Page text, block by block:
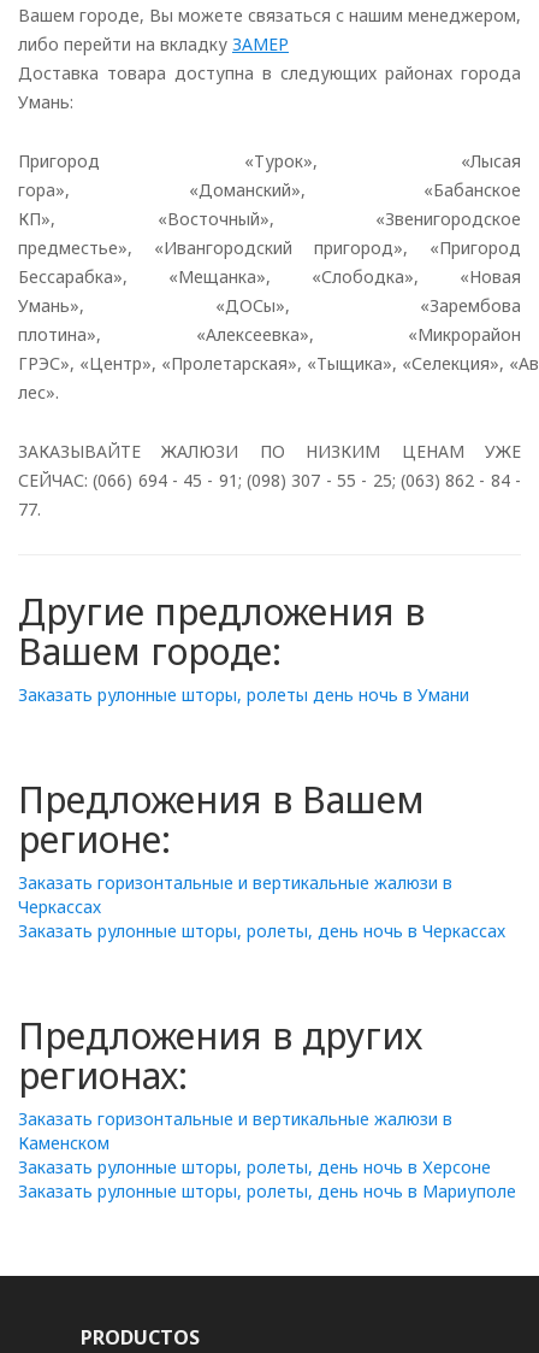
Вашем городе, Вы можете связаться с нашим менеджером,
либо перейти на вкладку ЗАМЕР
Доставка товара доступна в следующих районах города
Умань:
Пригород «Турок», «Лысая
гора», «Доманский», «Бабанское
КП», «Восточный», «Звенигородское
предместье», «Ивангородский пригород», «Пригород
Бессарабка», «Мещанка», «Слободка», «Новая
Умань», «ДОСы», «Зарембова
плотина», «Алексеевка», «Микрорайон
ГРЭС», «Центр», «Пролетарская», «Тыщика», «Селекция»,
лес».
ЗАКАЗЫВАЙТЕ ЖАЛЮЗИ ПО НИЗКИМ ЦЕНАМ УЖЕ
СЕЙЧАС: (066) 694 - 45 - 91; (098) 307 - 55 - 25; (063) 862 - 84 -
77.
Другие предложения в
Вашем городе:
Заказать рулонные шторы, ролеты день ночь в Умани
Предложения в Вашем
регионе:
Заказать горизонтальные и вертикальные жалюзи в
Черкассах
Заказать рулонные шторы, ролеты, день ночь в Черкассах
Предложения в других
регионах:
Заказать горизонтальные и вертикальные жалюзи в
Каменском
Заказать рулонные шторы, ролеты, день ночь в Херсоне
Заказать рулонные шторы, ролеты, день ночь в Мариуполе
PRODUCTOS